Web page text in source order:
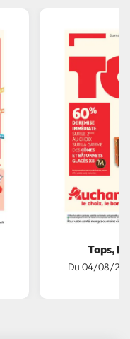
Tops,
Du 04/08/